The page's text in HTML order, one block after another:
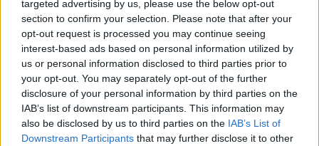
targeted advertising by us, please use the below opt-out
section to confirm your selection. Please note that after your
opt-out request is processed you may continue seeing
interest-based ads based on personal information utilized by
us or personal information disclosed to third parties prior to
your opt-out. You may separately opt-out of the further
disclosure of your personal information by third parties on the
IAB’s list of downstream participants. This information may
also be disclosed by us to third parties on the IAB’s List of
Downstream Participants that may further disclose it to other